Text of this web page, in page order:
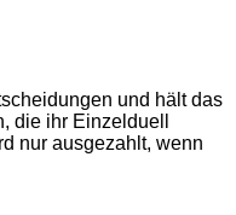
und hält das
die ihr Einzelduell
nur ausgezahlt, wenn